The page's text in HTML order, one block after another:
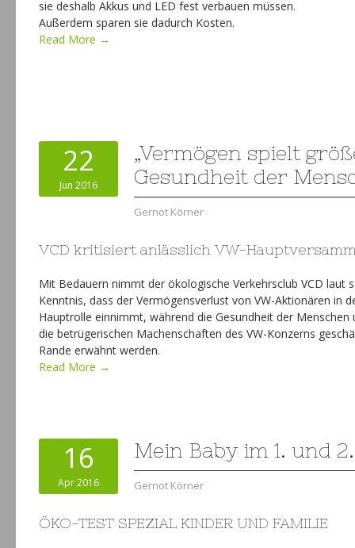
sie deshalb Akkus und LED fest verbauen müssen.
Außerdem sparen sie dadurch Kosten.
Read More →
22
Jun 2016
„Vermögen spielt
Gesundheit der
Gernot Körner
VCD kritisiert anlässlich VW-
Mit Bedauern nimmt der ökologische Verkehrsclub VCD laut
Kenntnis, dass der Vermögensverlust von VW-Aktionären in
Hauptrolle einnimmt, während die Gesundheit der
die betrügerischen Machenschaften des VW-Konzerns
Rande erwähnt werden.
Read More →
16
Apr 2016
Mein Baby im 1. und
Gernot Körner
ÖKO-TEST SPEZIAL KINDER UND FAMILIE